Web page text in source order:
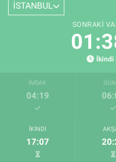
İSTANBUL
SONRAKI
İkindi
İMSAK
04:19
İKINDI
17:07